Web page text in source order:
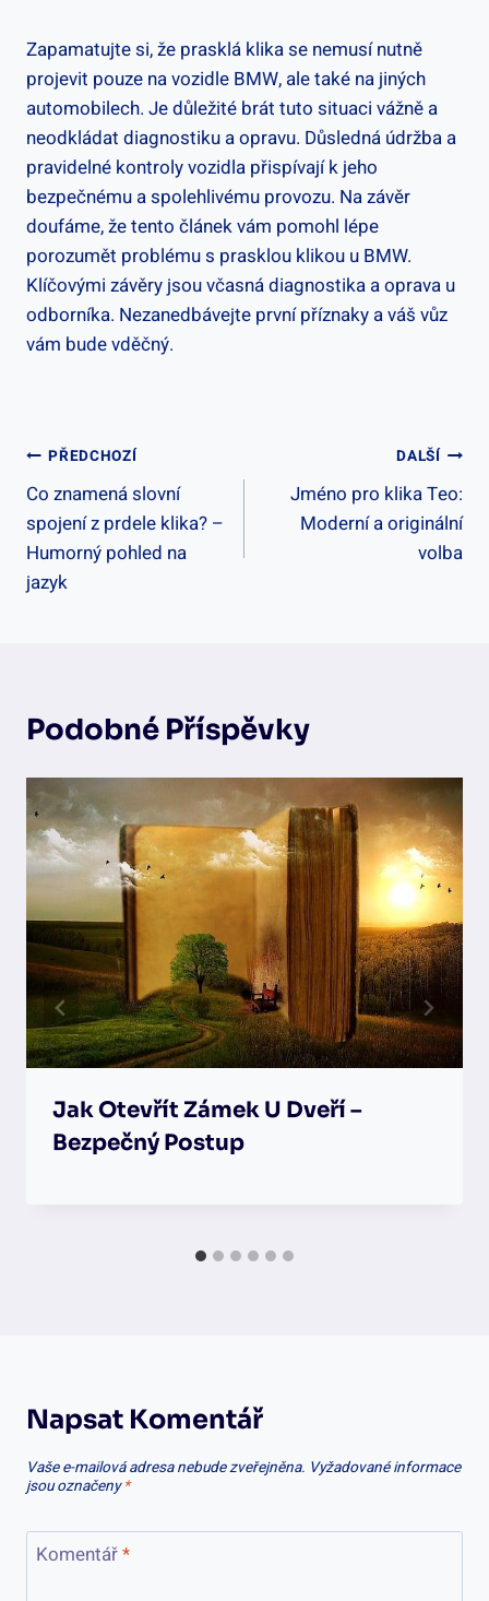
Zapamatujte si, že prasklá ⁤klika se nemusí ⁣nutně
projevit ‌pouze na vozidle BMW, ⁣ale také na jiných
automobilech. ‍Je důležité​ brát‍ tuto situaci vážně ‍a
neodkládat diagnostiku a opravu. Důsledná údržba⁢ a⁣
pravidelné kontroly vozidla přispívají k jeho
bezpečnému a spolehlivému provozu. Na závěr
doufáme, že ​tento článek⁣ vám ‍pomohl lépe‌
porozumět problému s prasklou ‌klikou u BMW.
Klíčovými závěry⁢ jsou ‌včasná​ diagnostika a⁢ oprava​ u‌
odborníka. ‌Nezanedbávejte první ⁣příznaky a váš vůz
‌vám ⁢bude vděčný.
Navigace
Pro
Příspěvek
PŘEDCHOZÍ
Co znamená slovní
spojení z prdele klika? –
Humorný pohled na
jazyk
DALŠÍ
Jméno pro klika Teo:
Moderní a originální
volba
Podobné Příspěvky
Jak Otevřít Zámek U Dveří –
Bezpečný Postup
Napsat Komentář
Vaše e-mailová adresa nebude zveřejněna. Vyžadované informace
jsou označeny*
Komentář*